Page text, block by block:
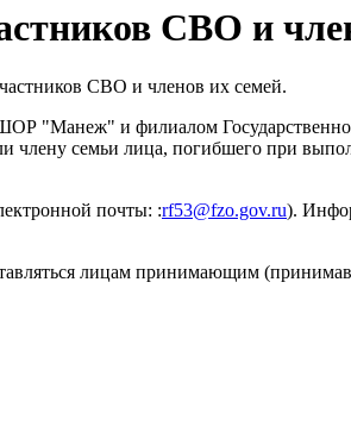
СВО и
СВО и членов их семей.
"Манеж" и филиалом
члену семьи лица, погибшего при
почты: :rf53@fzo.gov.ru).
лицам принимающим